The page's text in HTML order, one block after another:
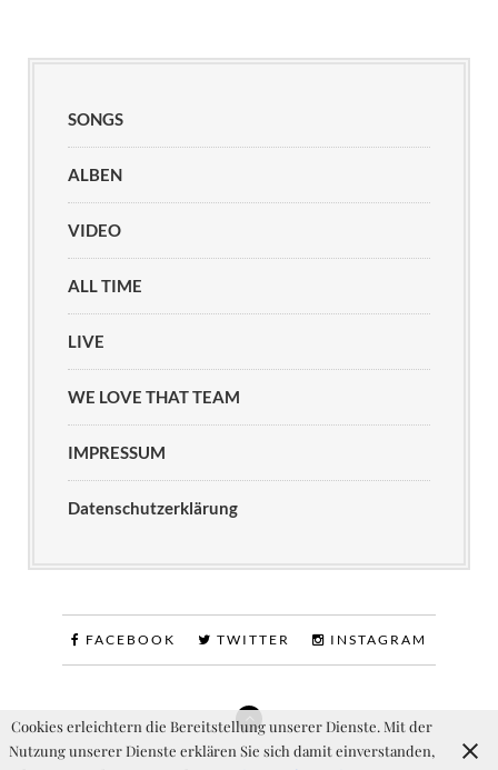
SONGS
ALBEN
VIDEO
ALL TIME
LIVE
WE LOVE THAT TEAM
IMPRESSUM
Datenschutzerklärung
FACEBOOK TWITTER INSTAGRAM
Cookies erleichtern die Bereitstellung unserer Dienste. Mit der
Nutzung unserer Dienste erklären Sie sich damit einverstanden,